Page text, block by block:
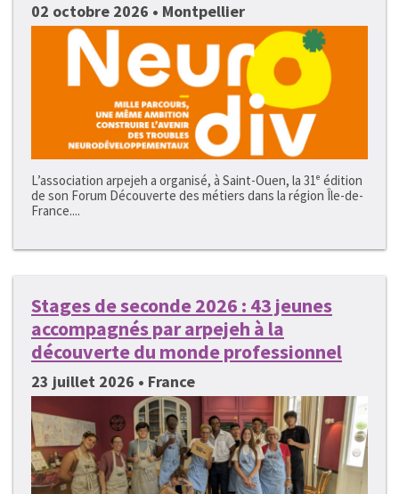
02 octobre 2026 • Montpellier
L’association arpejeh a organisé, à Saint-Ouen, la 31ᵉ édition
de son Forum Découverte des métiers dans la région Île-de-
France....
Stages de seconde 2026 : 43 jeunes
accompagnés par arpejeh à la
découverte du monde professionnel
23 juillet 2026 • France